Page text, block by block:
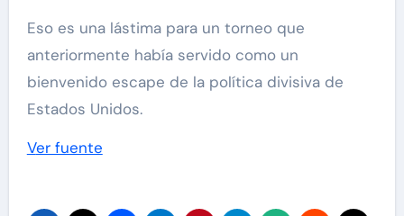
Eso es una lástima para un torneo que
anteriormente había servido como un
bienvenido escape de la política divisiva de
Estados Unidos.
Ver fuente